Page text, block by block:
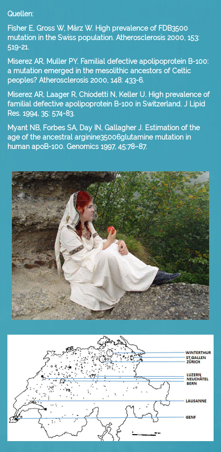
Quellen:
Fisher E, Gross W, März W. High prevalence of FDB3500
mutation in the Swiss population. Atherosclerosis 2000, 153:
519-21.
Miserez AR, Muller PY. Familial defective apolipoprotein B-100:
a mutation emerged in the mesolithic ancestors of Celtic
peoples? Atherosclerosis 2000, 148: 433-6.
Miserez AR, Laager R, Chiodetti N, Keller U. High prevalence of
familial defective apolipoprotein B-100 in Switzerland. J Lipid
Res. 1994, 35: 574-83.
Myant NB, Forbes SA, Day IN, Gallagher J. Estimation of the
age of the ancestral arginine35006glutamine mutation in
human apoB-100. Genomics 1997, 45:78–87.